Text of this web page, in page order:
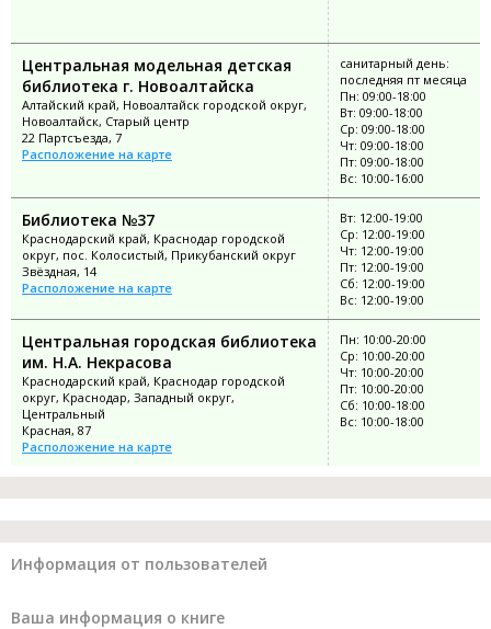
Центральная модельная детская
библиотека г. Новоалтайска
Алтайский край, Новоалтайск городской округ,
Новоалтайск, Старый центр
22 Партсъезда, 7
Расположение на карте
санитарный день:
последняя пт месяца
Пн: 09:00-18:00
Вт: 09:00-18:00
Ср: 09:00-18:00
Чт: 09:00-18:00
Пт: 09:00-18:00
Вс: 10:00-16:00
Библиотека №37
Краснодарский край, Краснодар городской
округ, пос. Колосистый, Прикубанский округ
Звёздная, 14
Расположение на карте
Вт: 12:00-19:00
Ср: 12:00-19:00
Чт: 12:00-19:00
Пт: 12:00-19:00
Сб: 12:00-19:00
Вс: 12:00-19:00
Центральная городская библиотека
им. Н.А. Некрасова
Краснодарский край, Краснодар городской
округ, Краснодар, Западный округ,
Центральный
Красная, 87
Расположение на карте
Пн: 10:00-20:00
Ср: 10:00-20:00
Чт: 10:00-20:00
Пт: 10:00-20:00
Сб: 10:00-18:00
Вс: 10:00-18:00
Информация от пользователей
Ваша информация о книге